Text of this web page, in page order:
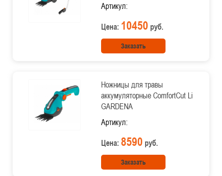
Артикул:
Цена: 10450 руб.
Заказать
Ножницы для травы
аккумуляторные ComfortCut Li
GARDENA
Артикул:
Цена: 8590 руб.
Заказать